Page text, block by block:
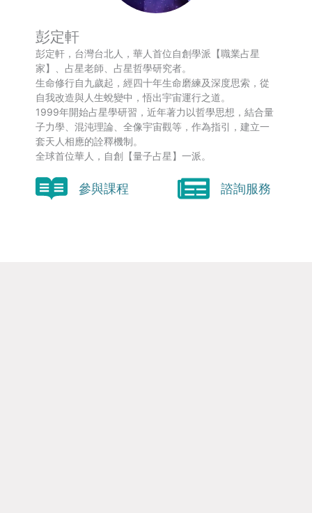
彭定軒
彭定軒，台灣台北人，華人首位自創學派【職業占星
家】、占星老師、占星哲學研究者。
生命修行自九歲起，經四十年生命磨練及深度思索，從
自我改造與人生蛻變中，悟出宇宙運行之道。
1999年開始占星學研習，近年著力以哲學思想，結合量
子力學、混沌理論、全像宇宙觀等，作為指引，建立一
套天人相應的詮釋機制。
全球首位華人，自創【量子占星】一派。
參與課程 諮詢服務